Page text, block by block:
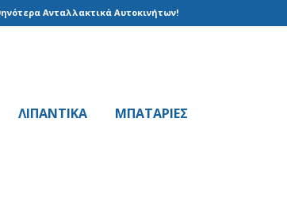
Ανταλλακτικά Αυτοκινήτων!
ΛΙΠΑΝΤΙΚΑ ΜΠΑΤΑΡΙΕΣ